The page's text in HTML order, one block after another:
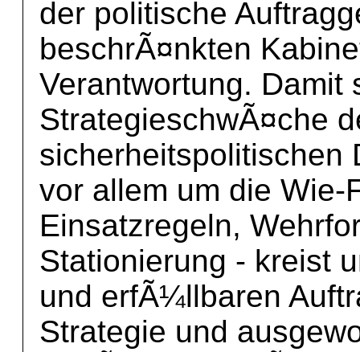
der politische
beschrÃ¤nkten
Verantwortung. Damit
StrategieschwÃ¤che
sicherheitspolitischen
vor allem um die
Einsatzregeln,
Stationierung - kreist
und erfÃ¼llbaren
Strategie und